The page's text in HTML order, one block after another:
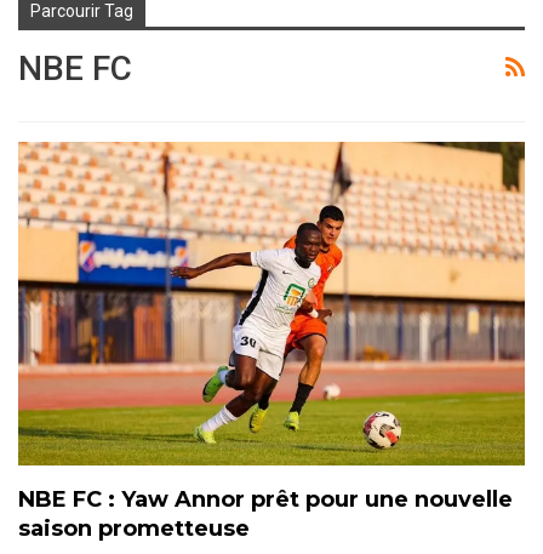
Parcourir Tag
NBE FC
NBE FC : Yaw Annor prêt pour une nouvelle
saison prometteuse